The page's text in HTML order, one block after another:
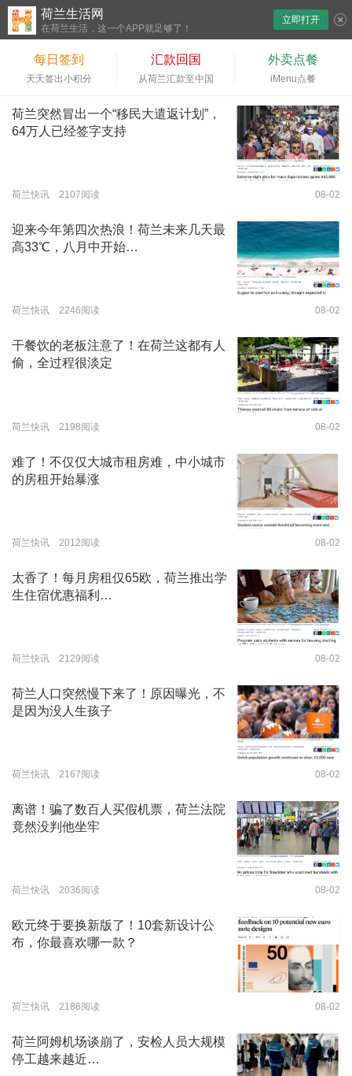
荷兰生活网
在荷兰生活，这一个APP就足够了！
立即打开
每日签到
天天签出小积分
汇款回国
从荷兰汇款至中国
外卖点餐
iMenu点餐
荷兰突然冒出一个“移民大遣返计划”，
64万人已经签字支持
荷兰快讯 2107阅读 08-02
迎来今年第四次热浪！荷兰未来几天最
高33℃，八月中开始…
荷兰快讯 2246阅读 08-02
干餐饮的老板注意了！在荷兰这都有人
偷，全过程很淡定
荷兰快讯 2198阅读 08-02
难了！不仅仅大城市租房难，中小城市
的房租开始暴涨
荷兰快讯 2012阅读 08-02
太香了！每月房租仅65欧，荷兰推出学
生住宿优惠福利…
荷兰快讯 2129阅读 08-02
荷兰人口突然慢下来了！原因曝光，不
是因为没人生孩子
荷兰快讯 2167阅读 08-02
离谱！骗了数百人买假机票，荷兰法院
竟然没判他坐牢
荷兰快讯 2036阅读 08-02
欧元终于要换新版了！10套新设计公
布，你最喜欢哪一款？
荷兰快讯 2186阅读 08-02
荷兰阿姆机场谈崩了，安检人员大规模
停工越来越近…